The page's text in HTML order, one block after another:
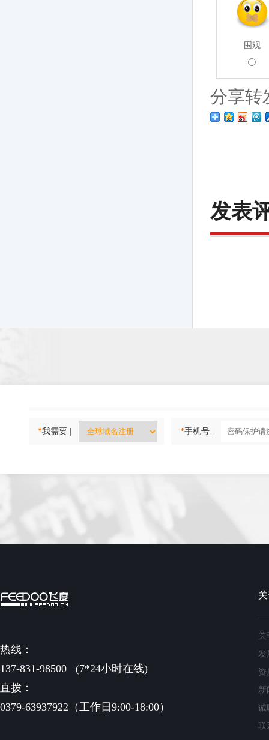
围观
分享转
发表
*我需要 | *手机号 |
热线：
137-831-98500
(7*24小时在线)
直拨：
0379-63937922（工作日9:00-18:00）
关
发
资
新
诚
联